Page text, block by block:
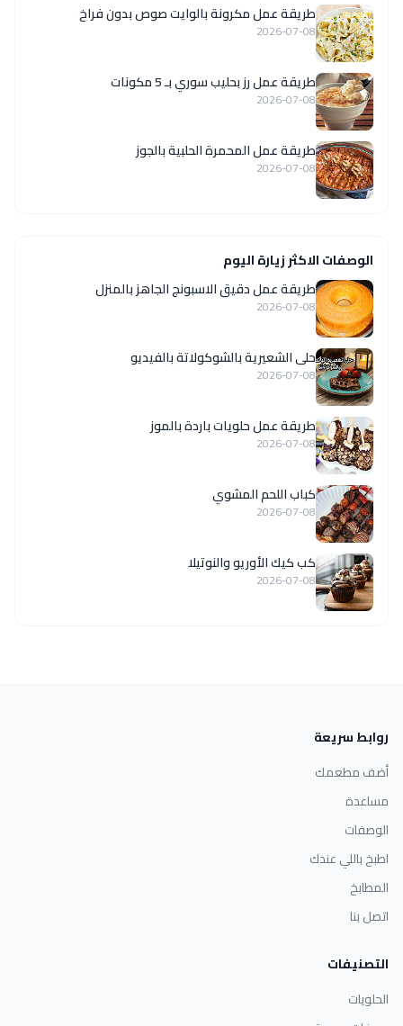
طريقة عمل مكرونة بالوايت صوص بدون فراخ
2026-07-08
طريقة عمل رز بحليب سوري بـ 5 مكونات
2026-07-08
طريقة عمل المحمرة الحلبية بالجوز
2026-07-08
الوصفات الاكثر زيارة اليوم
طريقة عمل دقيق الاسبونج الجاهز بالمنزل
2026-07-08
حلى الشعيرية بالشوكولاتة بالفيديو
2026-07-08
طريقة عمل حلويات باردة بالموز
2026-07-08
كباب اللحم المشوي
2026-07-08
كب كيك الأوريو والنوتيلا
2026-07-08
روابط سريعة
أضف مطعمك
مساعدة
الوصفات
اطبخ باللي عندك
المطابخ
اتصل بنا
التصنيفات
الحلويات